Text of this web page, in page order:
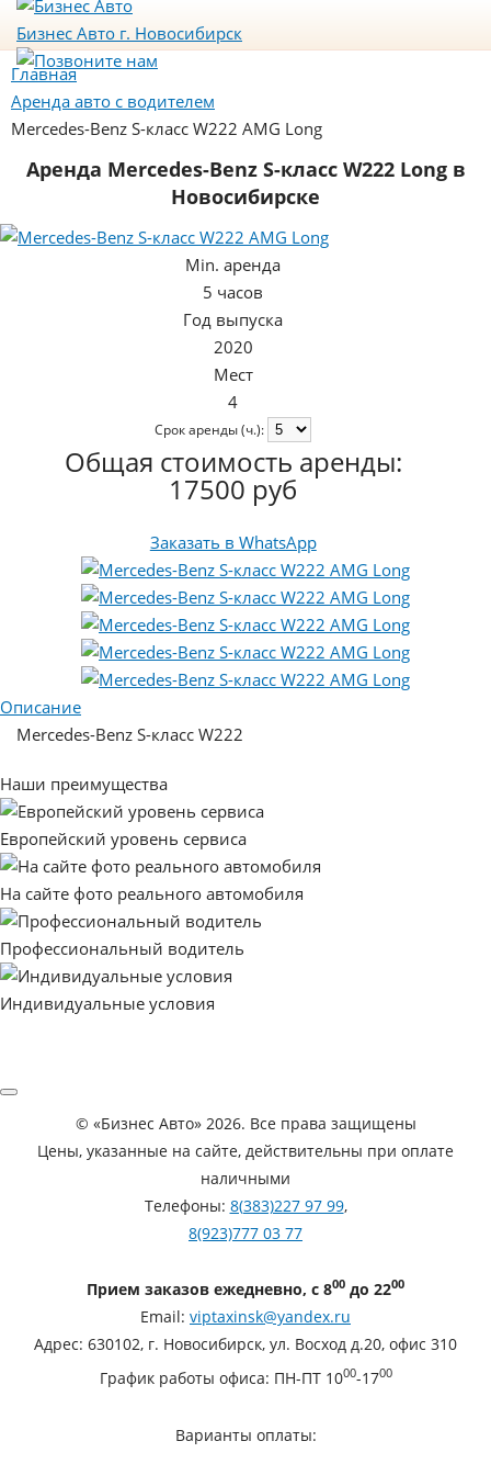
Бизнес Авто г. Новосибирск
Главная
Аренда авто с водителем
Mercedes-Benz S-класс W222 AMG Long
Аренда Mercedes-Benz S-класс W222 Long в
Новосибирске
Min. аренда
5 часов
Год выпуска
2020
Мест
4
Срок аренды (ч.):
Общая стоимость аренды:
17500 руб
Заказать в WhatsApp
Описание
Mercedes-Benz S-класс W222
Наши преимущества
Европейский уровень сервиса
На сайте фото реального автомобиля
Профессиональный водитель
Индивидуальные условия
© «Бизнес Авто»2026. Все права защищены
Цены, указанные на сайте, действительны при оплате
наличными
Телефоны: 8(383)227 97 99,
8(923)777 03 77
Прием заказов ежедневно, с 800 до 2200
Email: viptaxinsk@yandex.ru
Адрес: 630102, г. Новосибирск, ул. Восход д.20, офис 310
График работы офиса: ПН-ПТ 1000-1700
Варианты оплаты: